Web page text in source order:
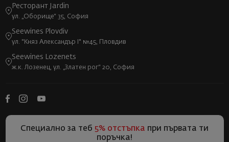
Ресторант Jardin
ул. „Оборище“ 35, София
Seewines Plovdiv
ул. "Княз Александър I" №45, Пловдив
Seewines Lozenets
ж.к. Лозенец, ул. „Златен рог“ 20, София
Специално за теб 5% отстъпка при първата ти
поръчка!